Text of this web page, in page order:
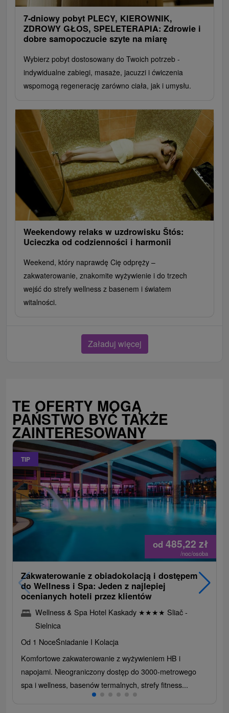
7-dniowy pobyt PLECY, KIEROWNIK,
ZDROWY GŁOS, SPELETERAPIA: Zdrowie i
dobre samopoczucie szyte na miarę
Wybierz pobyt dostosowany do Twoich potrzeb -
indywidualne zabiegi, masaże, jacuzzi i ćwiczenia
wspomogą regenerację zarówno ciała, jak i umysłu.
Weekendowy relaks w uzdrowisku Štós:
Ucieczka od codzienności i harmonii
Weekend, który naprawdę Cię odpręży –
zakwaterowanie, znakomite wyżywienie i do trzech
wejść do strefy wellness z basenem i światem
witalności.
Załaduj więcej
TE OFERTY MOGĄ
PAŃSTWO BYĆ TAKŻE
ZAINTERESOWANY
TIP
od 485,22 zł
/noc/osoba
Zakwaterowanie z obiadokolacją i dostępem
do Wellness i Spa: Jeden z najlepiej
ocenianych hoteli przez klientów
Wellness & Spa Hotel Kaskady ★★★★ Sliač -
Sielnica
Od 1 NoceŚniadanie I Kolacja
Komfortowe zakwaterowanie z wyżywieniem HB i
napojami. Nieograniczony dostęp do 3000-metrowego
spa i wellness, basenów termalnych, strefy fitness...